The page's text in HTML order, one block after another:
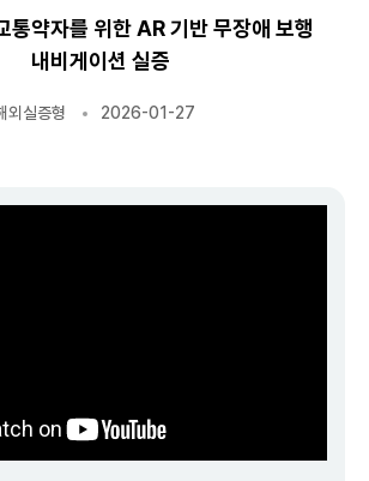
통약자를 위한 AR 기반 무장애 보행
내비게이션 실증
외실증형 2026-01-27